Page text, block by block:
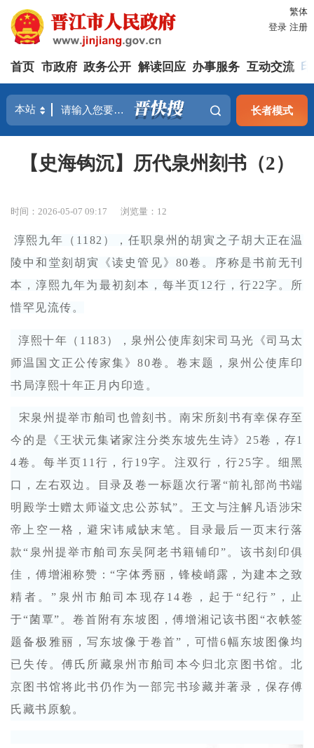
繁体
登录 注册
首页 市政府 政务公开 解读回应 办事服务 互动交流
长者模式
【史海钩沉】历代泉州刻书（2）
时间：2026-05-07 09:17 浏览量： 12
淳熙九年（1182），任职泉州的胡寅之子胡大正在温
陵中和堂刻胡寅《读史管见》80卷。序称是书前无刊
本，淳熙九年为最初刻本，每半页12行，行22字。所
惜罕见流传。
淳熙十年（1183），泉州公使库刻宋司马光《司马太
师温国文正公传家集》80卷。卷末题，泉州公使库印
书局淳熙十年正月内印造。
宋泉州提举市舶司也曾刻书。南宋所刻书有幸保存至
今的是《王状元集诸家注分类东坡先生诗》25卷，存1
4卷。每半页11行，行19字。注双行，行25字。细黑
口，左右双边。目录及卷一标题次行署“前礼部尚书端
明殿学士赠太师谥文忠公苏轼”。王文与注解凡语涉宋
帝上空一格，避宋讳咸缺末笔。目录最后一页末行落
款“泉州提举市舶司东吴阿老书籍铺印”。该书刻印俱
佳，傅增湘称赞：“字体秀丽，锋棱峭露，为建本之致
精者。”泉州市舶司本现存14卷，起于“纪行”，止
于“菌覃”。卷首附有东坡图，傅增湘记该书图“衣帙签
题备极雅丽，写东坡像于卷首”，可惜6幅东坡图像均
已失传。傅氏所藏泉州市舶司本今归北京图书馆。北
京图书馆将此书仍作为一部完书珍藏并著录，保存傅
氏藏书原貌。